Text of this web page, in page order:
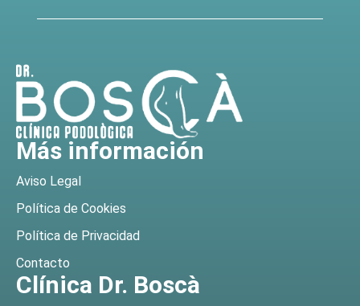
Más información
Aviso Legal
Política de Cookies
Política de Privacidad
Contacto
Clínica Dr. Boscà